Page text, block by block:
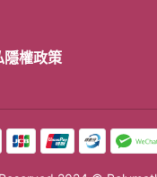
隱權政策